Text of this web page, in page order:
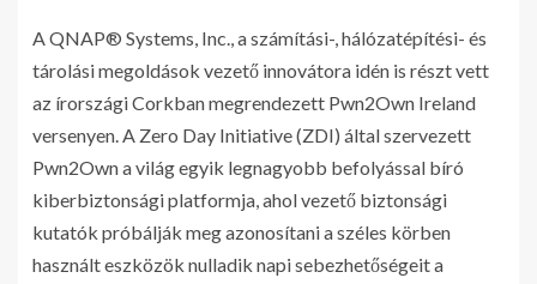
A QNAP® Systems, Inc., a számítási-, hálózatépítési- és
tárolási megoldások vezető innovátora idén is részt vett
az írországi Corkban megrendezett Pwn2Own Ireland
versenyen. A Zero Day Initiative (ZDI) által szervezett
Pwn2Own a világ egyik legnagyobb befolyással bíró
kiberbiztonsági platformja, ahol vezető biztonsági
kutatók próbálják meg azonosítani a széles körben
használt eszközök nulladik napi sebezhetőségeit a